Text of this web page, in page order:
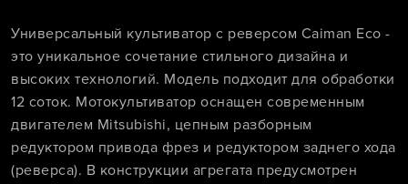
Универсальный культиватор с реверсом Caiman Eco -
это уникальное сочетание стильного дизайна и
высоких технологий. Модель подходит для обработки
12 соток. Мотокультиватор оснащен современным
двигателем Mitsubishi, цепным разборным
редуктором привода фрез и редуктором заднего хода
(реверса). В конструкции агрегата предусмотрен